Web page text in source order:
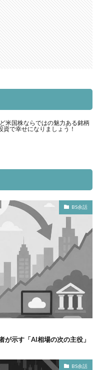
米国株ならではの魅力ある銘柄
資で幸せになりましょう！
BS余話
示す「AI相場の次の主役」
BS余話